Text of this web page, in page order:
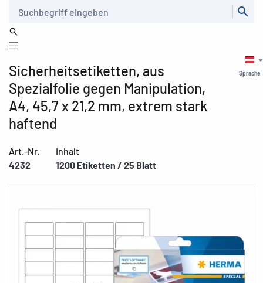
Sprache
Sicherheitsetiketten, aus
Spezialfolie gegen Manipulation,
A4, 45,7 x 21,2 mm, extrem stark
haftend
Art.-Nr.
4232
Inhalt
1200 Etiketten / 25 Blatt